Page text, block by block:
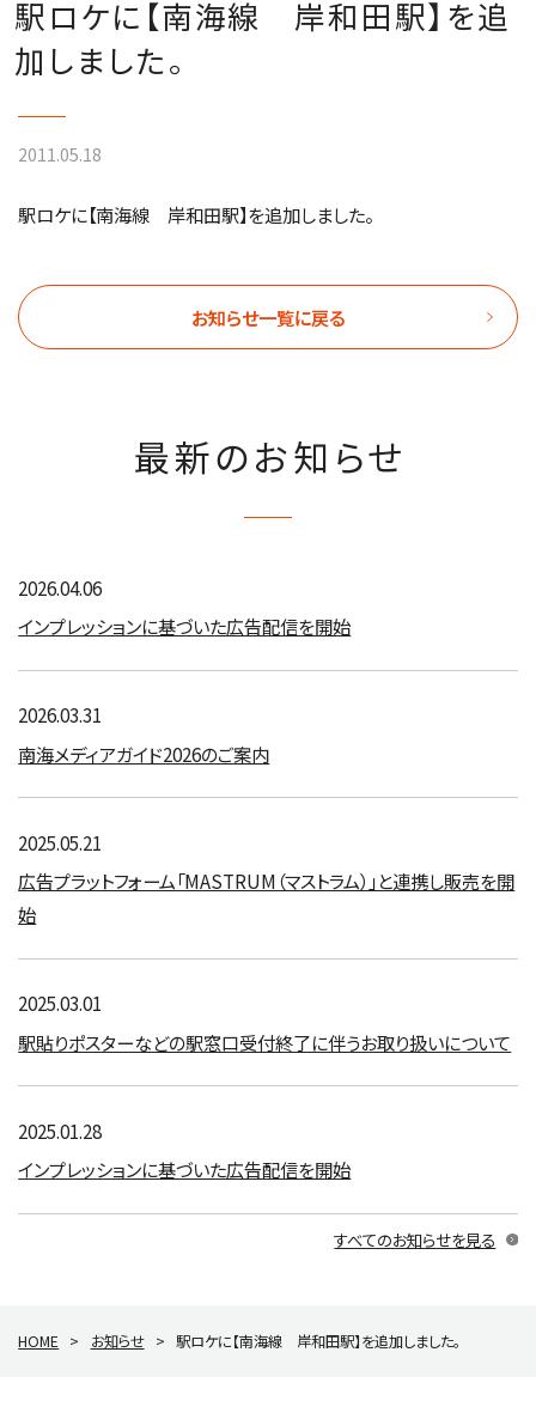
駅ロケに【南海線 岸和田駅】を追
加しました。
2011.05.18
駅ロケに【南海線 岸和田駅】を追加しました。
お知らせ一覧に戻る
最新のお知らせ
2026.04.06
インプレッションに基づいた広告配信を開始
2026.03.31
南海メディアガイド2026のご案内
2025.05.21
広告プラットフォーム「MASTRUM（マストラム）」と連携し販売を開
始
2025.03.01
駅貼りポスターなどの駅窓口受付終了に伴うお取り扱いについて
2025.01.28
インプレッションに基づいた広告配信を開始
すべてのお知らせを見る
HOME > お知らせ > 駅ロケに【南海線 岸和田駅】を追加しました。